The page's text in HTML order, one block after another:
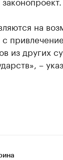
на
с
из других
–